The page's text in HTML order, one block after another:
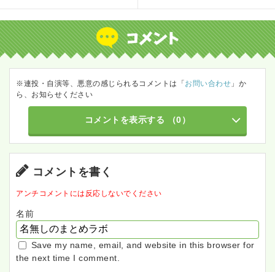
※連投・自演等、悪意の感じられるコメントは「お問い合わせ 」か
ら、お知らせください
コメントを表示する （0）
コメントを書く
アンチコメントには反応しないでください
名前
Save my name, email, and website in this browser for
the next time I comment.